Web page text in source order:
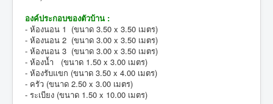
องค์ประกอบของตัวบ้าน :
- ห้องนอน 1 (ขนาด 3.50 x 3.50 เมตร)
- ห้องนอน 2 (ขนาด 3.00 x 3.50 เมตร)
- ห้องนอน 3 (ขนาด 3.00 x 3.50 เมตร)
- ห้องน้ำ (ขนาด 1.50 x 3.00 เมตร)
- ห้องรับแขก (ขนาด 3.50 x 4.00 เมตร)
- ครัว (ขนาด 2.50 x 3.00 เมตร)
- ระเบียง (ขนาด 1.50 x 10.00 เมตร)